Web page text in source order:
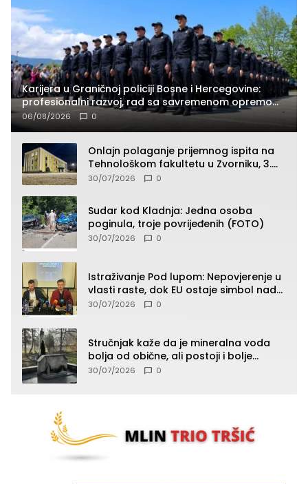
Karijera u Graničnoj policiji Bosne i Hercegovine:
profesionalni razvoj, rad sa savremenom opremom
i služba građanima
06/08/2026 0
Onlajn polaganje prijemnog ispita na
Tehnološkom fakultetu u Zvorniku, 3.
septembra u 9.00 časova
30/07/2026 0
Sudar kod Kladnja: Jedna osoba
poginula, troje povrijeđenih (FOTO)
30/07/2026 0
Istraživanje Pod lupom: Nepovjerenje u
vlasti raste, dok EU ostaje simbol nade
građana
30/07/2026 0
Stručnjak kaže da je mineralna voda
bolja od obične, ali postoji i bolje
rješenje
30/07/2026 0